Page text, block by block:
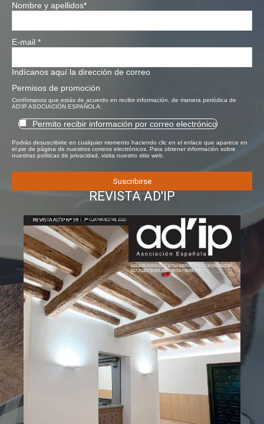
Nombre y apellidos*
E-mail *
Indícanos aquí la dirección de correo
Permisos de promoción
Confírmanos que estás de acuerdo en recibir información, de manera periódica de
AD'IP ASOCIACIÓN ESPAÑOLA:
Permito recibir información por correo electrónico
Podrás desuscribirte en cualquier momento haciendo clic en el enlace que aparece en
el pie de página de nuestros correos electrónicos. Para obtener información sobre
nuestras políticas de privacidad, visita nuestro sitio web.
REVISTA AD'IP